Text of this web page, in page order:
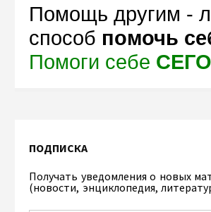
Помощь другим -
способ помочь
Помоги себе
ПОДПИСКА
Получать уведомления о новых
(новости, энциклопедия,